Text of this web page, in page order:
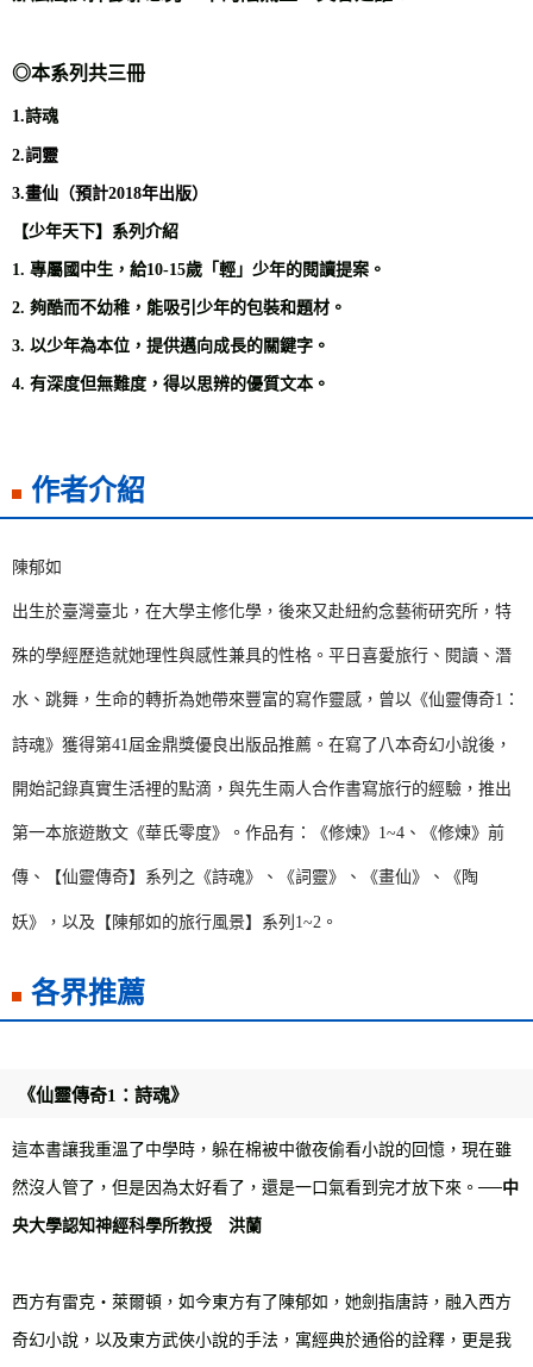
◎本系列共三冊
1.詩魂
2.詞靈
3.畫仙（預計2018年出版）
【少年天下】系列介紹
1. 專屬國中生，給10-15歲「輕」少年的閱讀提案。
2. 夠酷而不幼稚，能吸引少年的包裝和題材。
3. 以少年為本位，提供邁向成長的關鍵字。
4. 有深度但無難度，得以思辨的優質文本。
作者介紹
陳郁如
出生於臺灣臺北，在大學主修化學，後來又赴紐約念藝術研究所，特
殊的學經歷造就她理性與感性兼具的性格。平日喜愛旅行、閱讀、潛
水、跳舞，生命的轉折為她帶來豐富的寫作靈感，曾以《仙靈傳奇1：
詩魂》獲得第41屆金鼎獎優良出版品推薦。在寫了八本奇幻小說後，
開始記錄真實生活裡的點滴，與先生兩人合作書寫旅行的經驗，推出
第一本旅遊散文《華氏零度》。作品有：《修煉》1~4、《修煉》前
傳、【仙靈傳奇】系列之《詩魂》、《詞靈》、《畫仙》、《陶
妖》，以及【陳郁如的旅行風景】系列1~2。
各界推薦
《仙靈傳奇1：詩魂》
這本書讓我重溫了中學時，躲在棉被中徹夜偷看小說的回憶，現在雖
然沒人管了，但是因為太好看了，還是一口氣看到完才放下來。 ──中
央大學認知神經科學所教授 洪蘭
西方有雷克‧萊爾頓，如今東方有了陳郁如，她劍指唐詩，融入西方
奇幻小說，以及東方武俠小說的手法，寓經典於通俗的詮釋，更是我